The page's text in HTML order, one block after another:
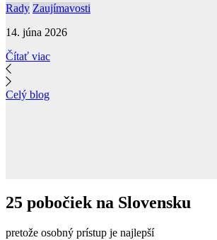
Rady Zaujímavosti
14. júna 2026
Čítať viac
Celý blog
25 pobočiek na Slovensku
pretože osobný prístup je najlepší